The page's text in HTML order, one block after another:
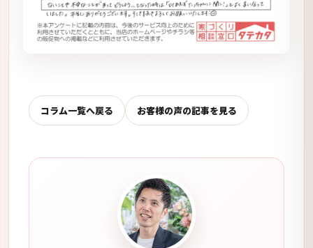
コラム一覧へ戻る お客様の声の記事を見る